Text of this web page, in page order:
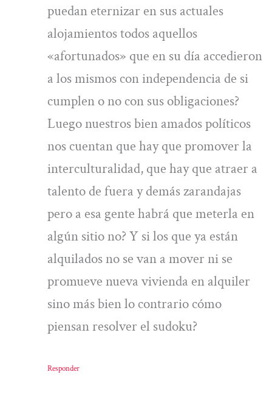
puedan eternizar en sus actuales
alojamientos todos aquellos
«afortunados» que en su día accedieron
a los mismos con independencia de si
cumplen o no con sus obligaciones?
Luego nuestros bien amados políticos
nos cuentan que hay que promover la
interculturalidad, que hay que atraer a
talento de fuera y demás zarandajas
pero a esa gente habrá que meterla en
algún sitio no? Y si los que ya están
alquilados no se van a mover ni se
promueve nueva vivienda en alquiler
sino más bien lo contrario cómo
piensan resolver el sudoku?
Responder